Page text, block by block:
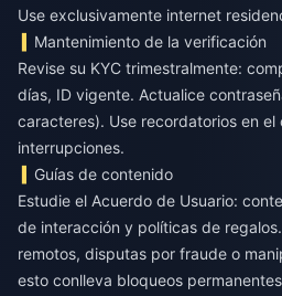
Use exclusivamente internet
Mantenimiento de la verificación
Revise su KYC trimestralmente:
días, ID vigente. Actualice
caracteres). Use recordatorios en
interrupciones.
Guías de contenido
Estudie el Acuerdo de Usuario:
de interacción y políticas de
remotos, disputas por fraude o
esto conlleva bloqueos